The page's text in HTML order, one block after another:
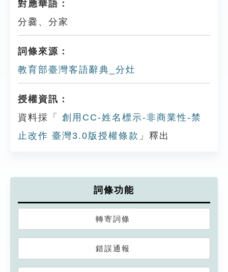
對應華語：
分爨、分家
詞條來源：
教育部臺灣客語辭典_分灶
授權資訊：
資料採「
創用CC-姓名標示-非商業性-禁
止改作 臺灣3.0版授權條款 」釋出
詞條功能
轉寄詞條
錯誤通報